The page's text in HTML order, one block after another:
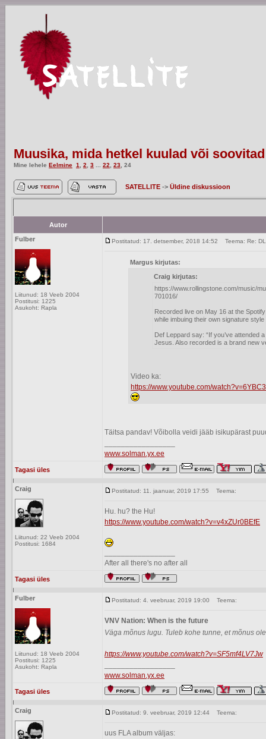
Muusika, mida hetkel kuulad või
Mine lehele Eelmine 1 2 3 22 23 24
SATELLITE -> Üldine diskussioon
Autor
Fulber
Liitunud: 18 Veeb 2004
Postitusi: 1225
Asukoht: Rapla
Postitatud: 17. detsember, 2018 14:52 Teema: Re:
Margus kirjutas:
Craig kirjutas:
https://www.rollingstone.com/music/
701016/
Recorded live on May 16 at the
while imbuing their own signature style
Def Leppard say: “If you’ve attended
Jesus. Also recorded is a brand new
Video ka:
https://www.youtube.com/
Täitsa pandav! Võibolla veidi jääb isikupärast
www.solman.yx.ee
Tagasi üles
Craig
Liitunud: 22 Veeb 2004
Postitusi: 1684
Postitatud: 11. jaanuar, 2019 17:55 Teema:
Hu. hu? the Hu!
https://www.youtube.com/watch?v=v4xZUr0BEfE
After all there's no after all
Tagasi üles
Fulber
Liitunud: 18 Veeb 2004
Postitusi: 1225
Asukoht: Rapla
Postitatud: 4. veebruar, 2019 19:00 Teema:
VNV Nation: When is the future
Väga mõnus lugu. Tuleb kohe tunne, et mõnus
https://www.youtube.com/watch?v=SF5mf4LV7Jw
www.solman.yx.ee
Tagasi üles
Craig Postitatud: 9. veebruar, 2019 12:44 Teema:
uus FLA album väljas: